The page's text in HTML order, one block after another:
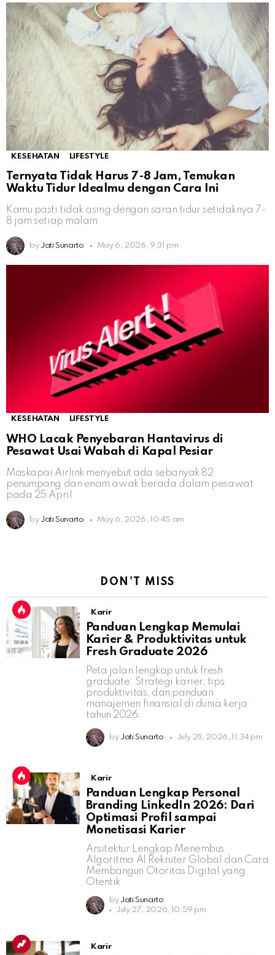
KESEHATAN LIFESTYLE
Ternyata Tidak Harus 7-8 Jam, Temukan
Waktu Tidur Idealmu dengan Cara Ini
Kamu pasti tidak asing dengan saran tidur setidaknya 7-
8 jam setiap malam
by Jati Sunarto May 6, 2026, 9:31 pm
KESEHATAN LIFESTYLE
WHO Lacak Penyebaran Hantavirus di
Pesawat Usai Wabah di Kapal Pesiar
Maskapai Airlink menyebut ada sebanyak 82
penumpang dan enam awak berada dalam pesawat
pada 25 April
by Jati Sunarto May 6, 2026, 10:45 am
DON'T MISS
Karir
Panduan Lengkap Memulai
Karier & Produktivitas untuk
Fresh Graduate 2026
Peta jalan lengkap untuk fresh
graduate: Strategi karier, tips
produktivitas, dan panduan
manajemen finansial di dunia kerja
tahun 2026.
by Jati Sunarto July 28, 2026, 11:34 pm
Karir
Panduan Lengkap Personal
Branding LinkedIn 2026: Dari
Optimasi Profil sampai
Monetisasi Karier
Arsitektur Lengkap Menembus
Algoritma AI Rekruter Global dan Cara
Membangun Otoritas Digital yang
Otentik
by Jati Sunarto
July 27, 2026, 10:59 pm
Karir